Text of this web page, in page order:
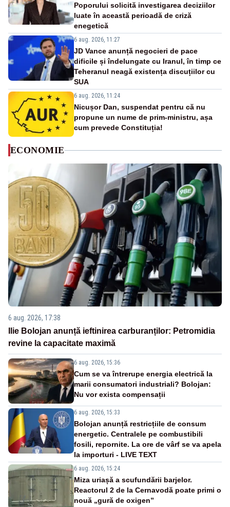
Poporului solicită investigarea deciziilor
luate în această perioadă de criză
enegetică
6 aug. 2026, 11:27
JD Vance anunță negocieri de pace
dificile și îndelungate cu Iranul, în timp ce
Teheranul neagă existența discuțiilor cu
SUA
6 aug. 2026, 11:24
Nicușor Dan, suspendat pentru că nu
propune un nume de prim-ministru, așa
cum prevede Constituția!
ECONOMIE
6 aug. 2026, 17:38
Ilie Bolojan anunță ieftinirea carburanților: Petromidia
revine la capacitate maximă
6 aug. 2026, 15:36
Cum se va întrerupe energia electrică la
marii consumatori industriali? Bolojan:
Nu vor exista compensații
6 aug. 2026, 15:33
Bolojan anunță restricțiile de consum
energetic. Centralele pe combustibili
fosili, repornite. La ore de vârf se va apela
la importuri - LIVE TEXT
6 aug. 2026, 15:24
Miza uriașă a scufundării barjelor.
Reactorul 2 de la Cernavodă poate primi o
nouă „gură de oxigen”